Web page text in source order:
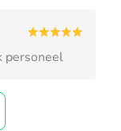
personeel